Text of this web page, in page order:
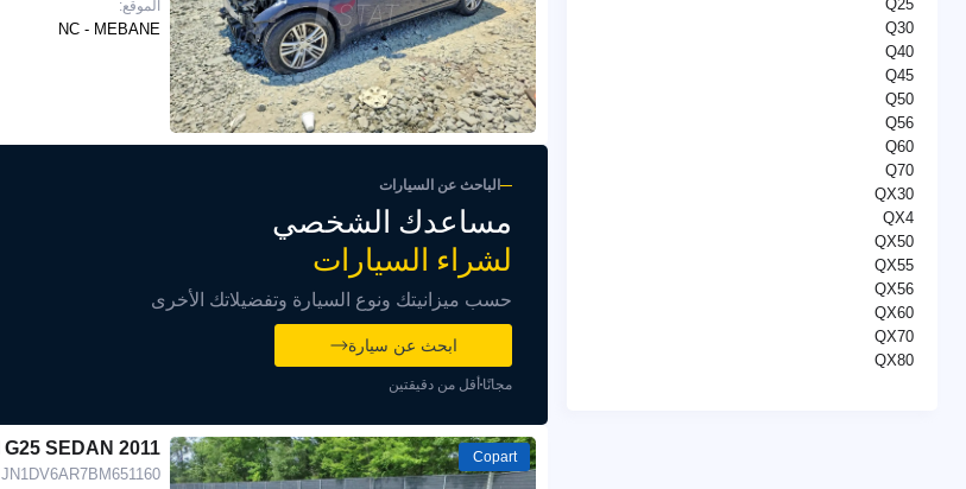
Q25
Q30
Q40
Q45
Q50
Q56
Q60
Q70
QX30
QX4
QX50
QX55
QX56
QX60
QX70
QX80
الموقع:
NC - MEBANE
الباحث عن السيارات
مساعدك الشخصي
لشراء السيارات
حسب ميزانيتك ونوع السيارة وتفضيلاتك الأخرى
ابحث عن سيارة
مجانًا أقل من دقيقتين
Copart
2011 INFINITI G25 SEDAN
JN1DV6AR7BM651160